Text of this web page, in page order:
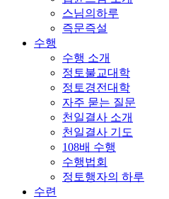
스님의하루
즉문즉설
수행
수행 소개
정토불교대학
정토경전대학
자주 묻는 질문
천일결사 소개
천일결사 기도
108배 수행
수행법회
정토행자의 하루
수련